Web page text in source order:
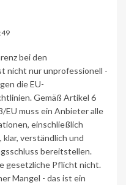
bei den
nicht nur unprofessionell -
die EU-
Gemäß Artikel 6
EU muss ein Anbieter alle
einschließlich
verständlich und
bereitstellen.
gesetzliche Pflicht nicht.
Mangel - das ist ein